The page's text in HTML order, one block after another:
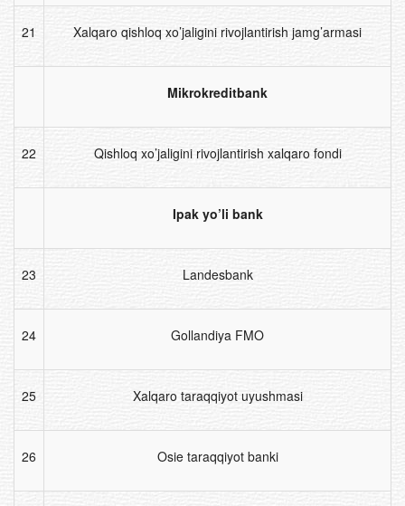
21 Xalqaro qishloq xo’jaligini rivojlantirish jamg’armasi
Mikrokreditbank
22 Qishloq xo’jaligini rivojlantirish xalqaro fondi
Ipak yo’li bank
23 Landesbank
24 Gollandiya FMO
25 Xalqaro taraqqiyot uyushmasi
26 Osie taraqqiyot banki